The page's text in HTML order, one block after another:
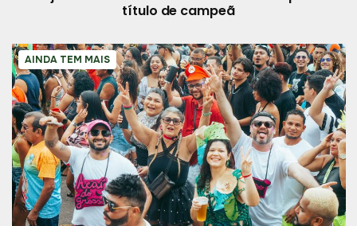
título de campeã
AINDA TEM MAIS